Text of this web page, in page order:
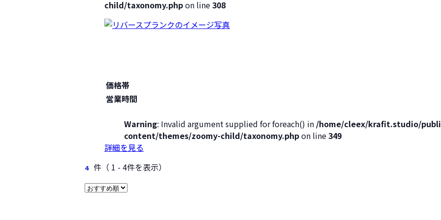
child/taxonomy.phpon line308
価格帯
営業時間
Warning: Invalid argument supplied for foreach() in /home/cleex/krafit.studio/
content/themes/zoomy-child/taxonomy.phpon line349
詳細を見る
4 件（ 1 - 4件を表示）